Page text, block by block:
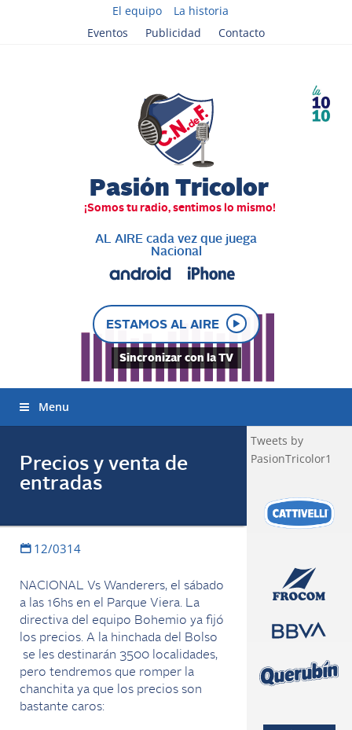
El equipo
La historia
Eventos
Publicidad Contacto
AL AIRE cada vez que juega
Nacional
ESTAMOS AL AIRE
Sincronizar con la TV
Menu
Precios y venta de
entradas
12/0314
NACIONAL Vs Wanderers, el sábado
a las 16hs en el Parque Viera. La
directiva del equipo Bohemio ya fijó
los precios. A la hinchada del Bolso
se les destinarán 3500 localidades,
pero tendremos que romper la
chanchita ya que los precios son
bastante caros:
Tweets by
PasionTricolor1